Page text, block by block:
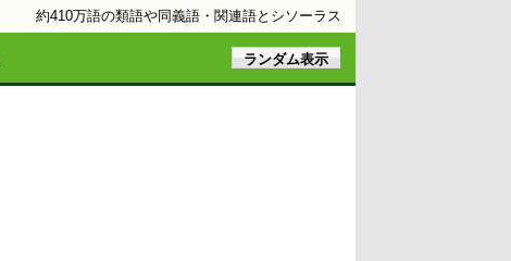
約410万語の類語や同義語・関連語とシソーラス